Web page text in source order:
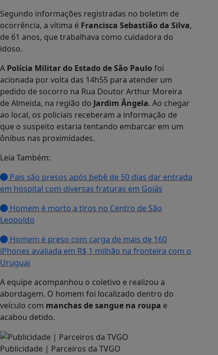
Segundo informações registradas no boletim de
ocorrência, a vítima é Francisca Sebastião da Silva,
de 61 anos, que trabalhava como cuidadora do
idoso.
A Polícia Militar do Estado de São Paulo foi
acionada por volta das 14h55 para atender um
pedido de socorro na Rua Doutor Arthur Moreira
de Almeida, na região do Jardim Ângela. Ao chegar
ao local, os policiais receberam a informação de
que o suspeito estaria tentando embarcar em um
ônibus nas proximidades.
Leia Também:
Pais são presos após bebê de 50 dias dar entrada
em hospital com diversas fraturas em Goiás
Homem é morto a tiros no Centro de São
Leopoldo
Homem é preso com carga de mais de 160
iPhones avaliada em R$ 1 milhão na fronteira com o
Uruguai
A equipe acompanhou o coletivo e realizou a
abordagem. O homem foi localizado dentro do
veículo com manchas de sangue na roupa e
acabou detido.
Publicidade | Parceiros da TVGO